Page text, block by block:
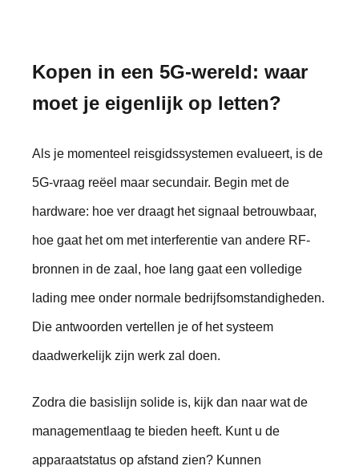
Kopen in een 5G-wereld: waar
moet je eigenlijk op letten?
Als je momenteel reisgidssystemen evalueert, is de
5G-vraag reëel maar secundair. Begin met de
hardware: hoe ver draagt ​​het signaal betrouwbaar,
hoe gaat het om met interferentie van andere RF-
bronnen in de zaal, hoe lang gaat een volledige
lading mee onder normale bedrijfsomstandigheden.
Die antwoorden vertellen je of het systeem
daadwerkelijk zijn werk zal doen.
Zodra die basislijn solide is, kijk dan naar wat de
managementlaag te bieden heeft. Kunt u de
apparaatstatus op afstand zien? Kunnen